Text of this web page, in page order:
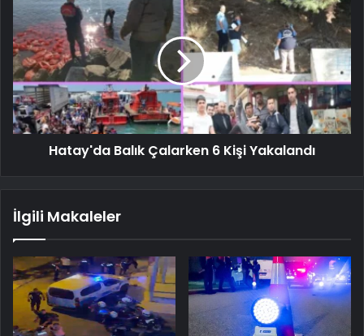
Hatay'da Balık Çalarken 6 Kişi Yakalandı
İlgili Makaleler